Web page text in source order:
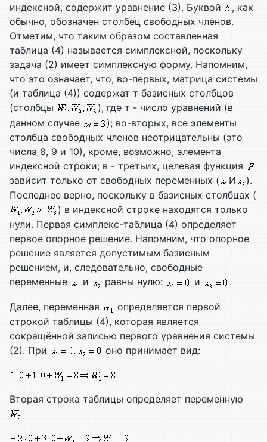
индексной, содержит уравнение (3). Буквой
, как
обычно, обозначен столбец свободных членов.
Отметим, что таким образом составленная
таблица (4) называется симплексной, поскольку
задача (2) имеет симплексную форму. Напомним,
что это означает, что, во-первых, матрица системы
(и таблица (4)) содержат т базисных столбцов
(столбцы
), где т - число уравнений (в
данном случае
); во-вторых, все элементы
столбца свободных членов неотрицательны (это
числа 8, 9 и 10), кроме, возможно, элемента
индексной строки; в - третьих, целевая функция
зависит только от свободных переменных (
И
).
Последнее верно, поскольку в базисных столбцах (
) в индексной строке находятся только
нули. Первая симплекс-таблица (4) определяет
первое опорное решение. Напомним, что опорное
решение является допустимым базисным
решением, и, следовательно, свободные
переменные
и равны нулю: и .
Далее, переменная
определяется первой
строкой таблицы (4), которая является
сокращённой записью первого уравнения системы
(2). При
оно принимает вид:
Вторая строка таблицы определяет переменную